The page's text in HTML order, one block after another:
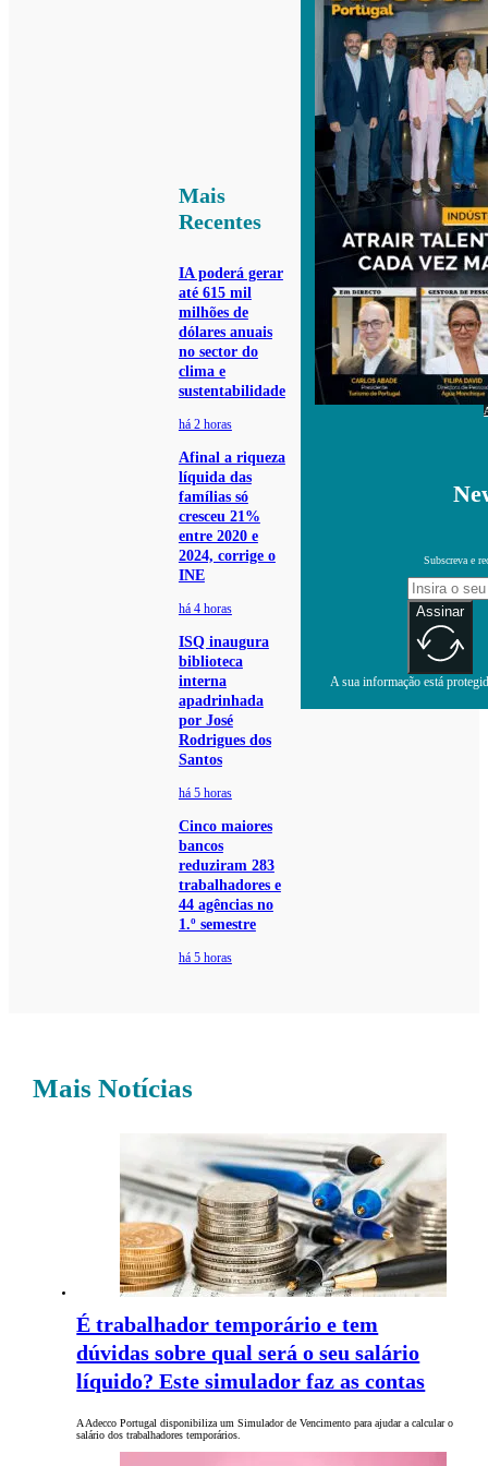
Mais
Recentes
IA poderá gerar
até 615 mil
milhões de
dólares anuais
no sector do
clima e
sustentabilidade
há 2 horas
Afinal a riqueza
líquida das
famílias só
cresceu 21%
entre 2020 e
2024, corrige o
INE
há 4 horas
ISQ inaugura
biblioteca
interna
apadrinhada
por José
Rodrigues dos
Santos
há 5 horas
Cinco maiores
bancos
reduziram 283
trabalhadores e
44 agências no
1.º semestre
há 5 horas
Subscreva e
Assinar
A sua informação está
Mais Notícias
É trabalhador temporário e tem
dúvidas sobre qual será o seu salário
líquido? Este simulador faz as contas
A Adecco Portugal disponibiliza um Simulador de Vencimento para ajudar a calcular o
salário dos trabalhadores temporários.